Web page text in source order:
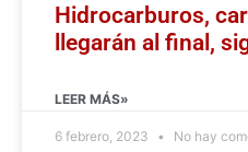
Hidrocarburos,
llegarán al final,
LEER MÁS»
6 febrero, 2023 No hay